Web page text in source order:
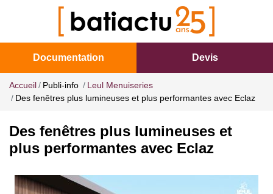
Documentation Devis
Accueil Publi-info
Leul Menuiseries
Des fenêtres plus lumineuses et plus performantes avec Eclaz
Des fenêtres plus lumineuses et
plus performantes avec Eclaz